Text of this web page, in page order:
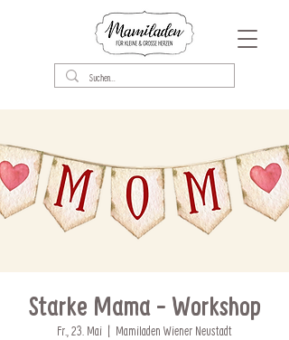
Starke Mama - Workshop
Fr., 23. Mai
  |
Mamiladen Wiener Neustadt